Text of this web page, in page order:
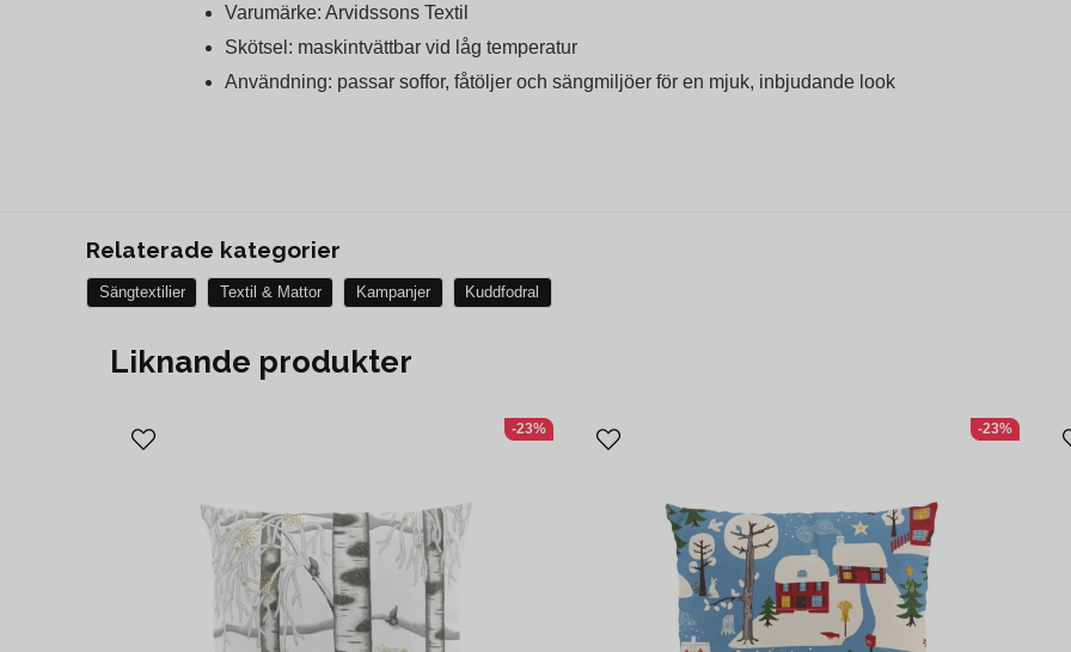
Varumärke: Arvidssons Textil
Skötsel: maskintvättbar vid låg temperatur
Användning: passar soffor, fåtöljer och sängmiljöer för en mjuk, inbjudande look
Relaterade kategorier
Sängtextilier Textil & Mattor Kampanjer Kuddfodral
Liknande produkter
-23% -23%